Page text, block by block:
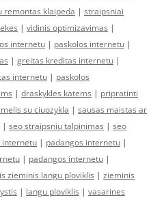
remontas klaipeda | straipsniai
| vidinis optimizavimas |
internetu | paskolos internetu |
| greitas kreditas internetu |
internetu | paskolos
| draskykles katems | pripratinti
su ciuozykla | sausas maistas ar
| seo straipsniu talpinimas | seo
internetu | padangos internetu |
| padangos internetu |
zieminis langu ploviklis | zieminis
| langu ploviklis | vasarines